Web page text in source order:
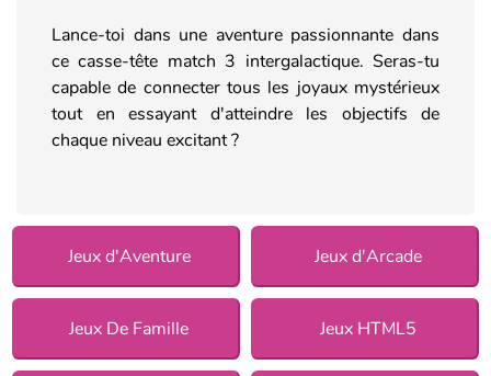
Lance-toi dans une aventure passionnante dans
ce casse-tête match 3 intergalactique. Seras-tu
capable de connecter tous les joyaux mystérieux
tout en essayant d'atteindre les objectifs de
chaque niveau excitant ?
Jeux d'Aventure Jeux d'Arcade
Jeux De Famille Jeux HTML5